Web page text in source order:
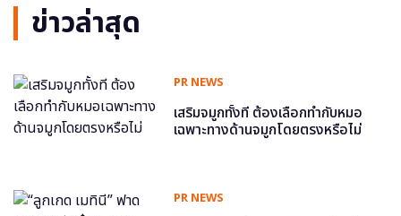
ข่าวล่าสุด
PR NEWS
เสริมจมูกทั้งที ต้องเลือกทำกับหมอ
เฉพาะทางด้านจมูกโดยตรงหรือไม่
PR NEWS